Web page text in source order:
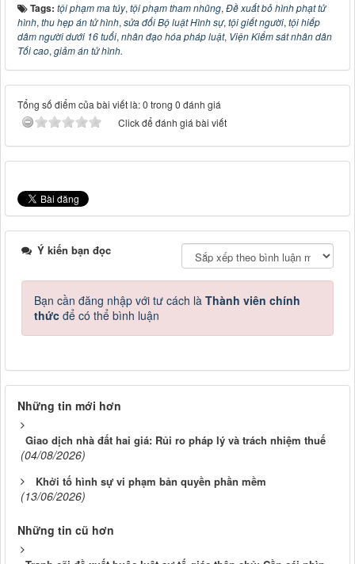
Tags: tội phạm ma túy, tội phạm tham nhũng, Đề xuất bỏ hình phạt tử
hình, thu hẹp án tử hình, sửa đổi Bộ luật Hình sự, tội giết người, tội hiếp
dâm người dưới 16 tuổi, nhân đạo hóa pháp luật, Viện Kiểm sát nhân dân
Tối cao, giảm án tử hình.
Tổng số điểm của bài viết là: 0 trong 0 đánh giá
Click để đánh giá bài viết
Ý kiến bạn đọc
Bạn cần đăng nhập với tư cách là Thành viên chính
thức để có thể bình luận
Những tin mới hơn
Giao dịch nhà đất hai giá: Rủi ro pháp lý và trách nhiệm thuế
(04/08/2026)
Khởi tố hình sự vi phạm bản quyền phần mềm
(13/06/2026)
Những tin cũ hơn